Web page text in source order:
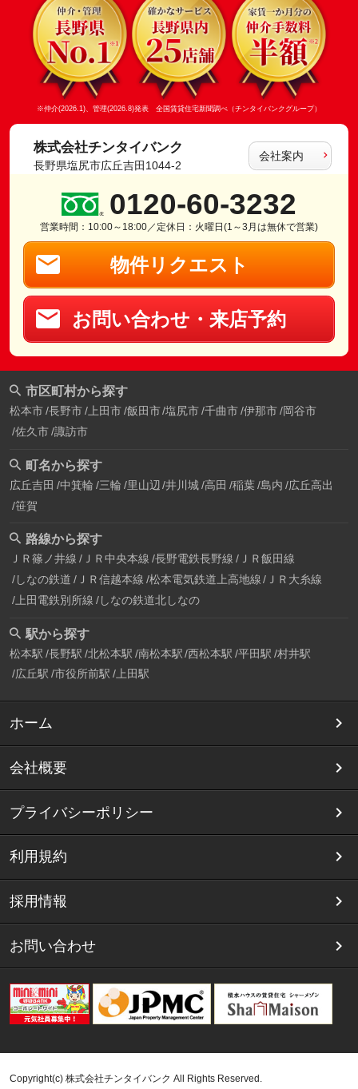
※仲介(2026.1)、管理(2026.8)発表 全国賃貸住宅新聞調べ（チンタイバンクグループ）
株式会社チンタイバンク
長野県塩尻市広丘吉田1044-2
会社案内
0120-60-3232
営業時間：10:00～18:00／定休日：火曜日(1～3月は無休で営業)
物件リクエスト
お問い合わせ・来店予約
市区町村から探す
松本市 長野市 上田市 飯田市 塩尻市 千曲市 伊那市 岡谷市
佐久市 諏訪市
町名から探す
広丘吉田 中箕輪 三輪 里山辺 井川城 高田 稲葉 島内 広丘高出
笹賀
路線から探す
ＪＲ篠ノ井線 ＪＲ中央本線 長野電鉄長野線 ＪＲ飯田線
しなの鉄道 ＪＲ信越本線 松本電気鉄道上高地線
ＪＲ大糸線
上田電鉄別所線 しなの鉄道北しなの
駅から探す
松本駅 長野駅 北松本駅 南松本駅 西松本駅 平田駅 村井駅
広丘駅 市役所前駅 上田駅
ホーム
会社概要
プライバシーポリシー
利用規約
採用情報
お問い合わせ
Copyright(c) 株式会社チンタイバンク All Rights Reserved.